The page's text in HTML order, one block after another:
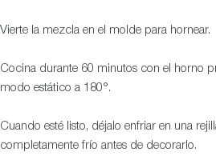
Vierte la mezcla en el molde para hornear.
Cocina durante 60 minutos con el horno
modo estático a 180°.
Cuando esté listo, déjalo enfriar en una
completamente frío antes de decorarlo.